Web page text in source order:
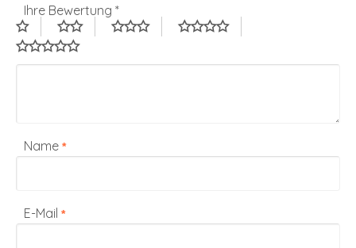
Ihre Bewertung *
Name *
E-Mail *